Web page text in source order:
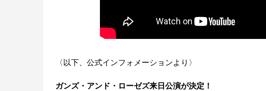
〈以下、公式インフォメーションより〉
ガンズ・アンド・ローゼズ来日公演が決定！